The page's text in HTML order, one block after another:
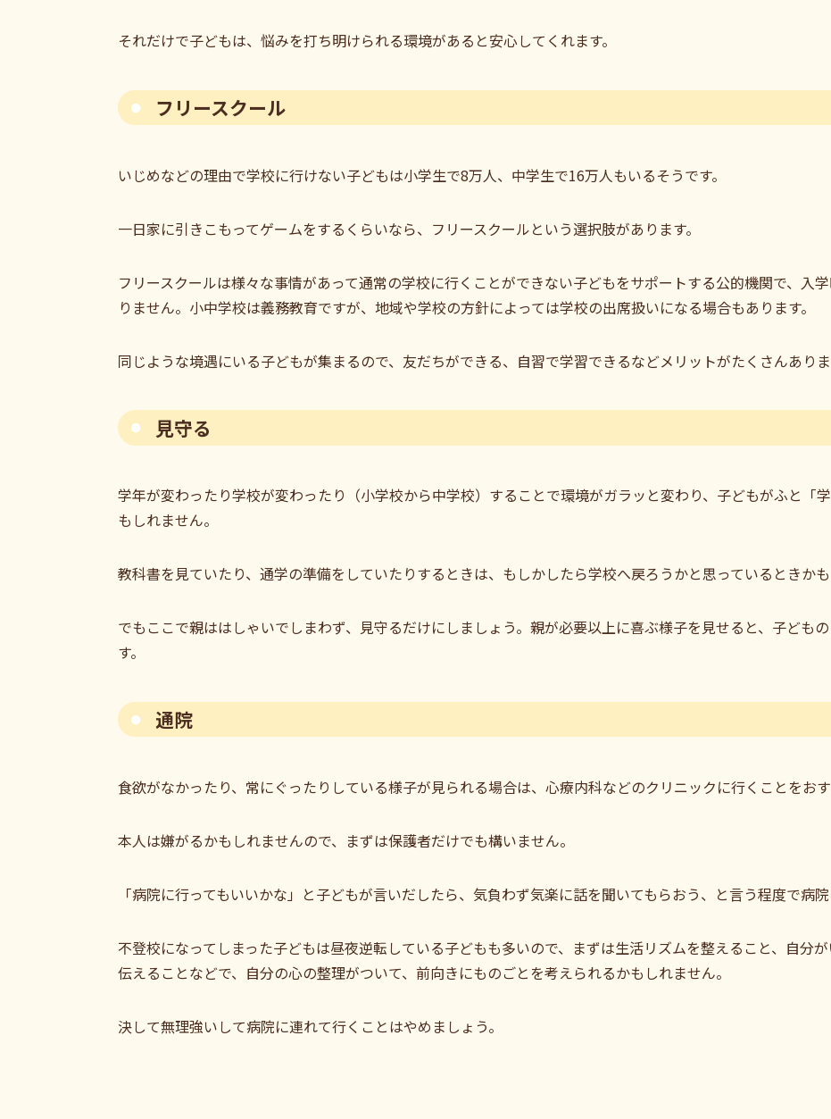
それだけで子どもは、悩みを打ち明けられる環境があると安心してくれます。
フリースクール
いじめなどの理由で学校に行けない子どもは小学生で8万人、中学生で16万人もいるそうです。
一日家に引きこもってゲームをするくらいなら、フリースクールという選択肢があります。
フリースクールは様々な事情があって通常の学校に行くことができない子どもをサポートする公的機関で、入
りません。小中学校は義務教育ですが、地域や学校の方針によっては学校の出席扱いになる場合もあります。
同じような境遇にいる子どもが集まるので、友だちができる、自習で学習できるなどメリットがたくさんありま
見守る
学年が変わったり学校が変わったり（小学校から中学校）することで環境がガラッと変わり、子どもがふと「
もしれません。
教科書を見ていたり、通学の準備をしていたりするときは、もしかしたら学校へ戻ろうかと思っているときかも
でもここで親ははしゃいでしまわず、見守るだけにしましょう。親が必要以上に喜ぶ様子を見せると、子ども
す。
通院
食欲がなかったり、常にぐったりしている様子が見られる場合は、心療内科などのクリニックに行くことをおす
本人は嫌がるかもしれませんので、まずは保護者だけでも構いません。
「病院に行ってもいいかな」と子どもが言いだしたら、気負わず気楽に話を聞いてもらおう、と言う程度で病院
不登校になってしまった子どもは昼夜逆転している子どもも多いので、まずは生活リズムを整えること、自分
伝えることなどで、自分の心の整理がついて、前向きにものごとを考えられるかもしれません。
決して無理強いして病院に連れて行くことはやめましょう。